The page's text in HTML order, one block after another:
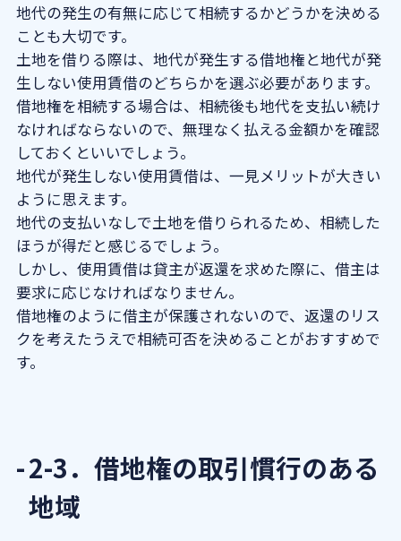
地代の発生の有無に応じて相続するかどうかを決める
ことも大切です。
土地を借りる際は、地代が発生する借地権と地代が発
生しない使用賃借のどちらかを選ぶ必要があります。
借地権を相続する場合は、相続後も地代を支払い続け
なければならないので、無理なく払える金額かを確認
しておくといいでしょう。
地代が発生しない使用賃借は、一見メリットが大きい
ように思えます。
地代の支払いなしで土地を借りられるため、相続した
ほうが得だと感じるでしょう。
しかし、使用賃借は貸主が返還を求めた際に、借主は
要求に応じなければなりません。
借地権のように借主が保護されないので、返還のリス
クを考えたうえで相続可否を決めることがおすすめで
す。
2-3．借地権の取引慣行のある
地域